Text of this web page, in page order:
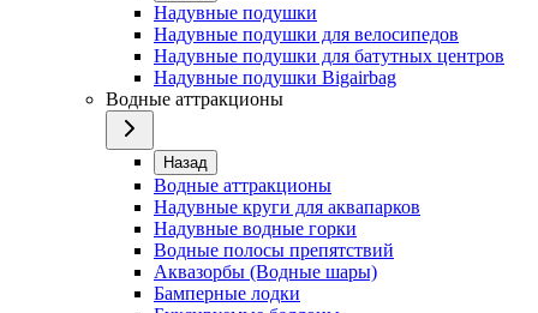
Надувные подушки
Надувные подушки для велосипедов
Надувные подушки для батутных центров
Надувные подушки Bigairbag
Водные аттракционы
Назад
Водные аттракционы
Надувные круги для аквапарков
Надувные водные горки
Водные полосы препятствий
Аквазорбы (Водные шары)
Бамперные лодки